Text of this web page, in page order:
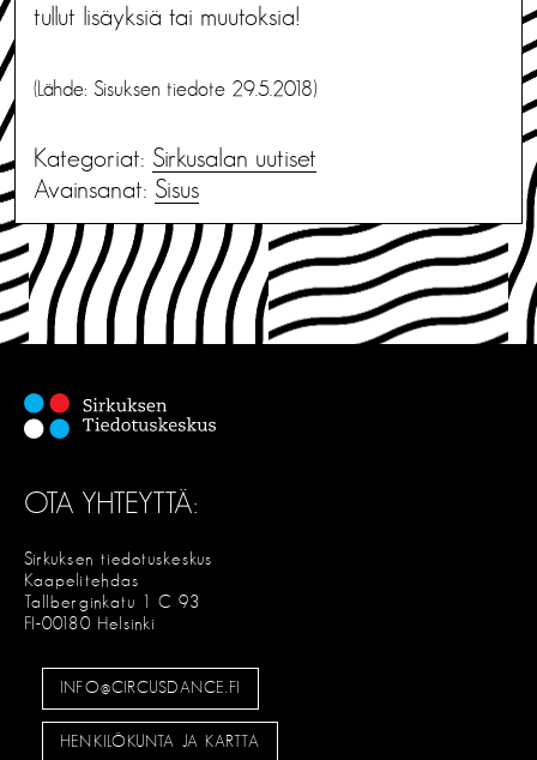
tullut lisäyksiä tai muutoksia!
(Lähde: Sisuksen tiedote 29.5.2018)
Kategoriat: Sirkusalan uutiset
Avainsanat: Sisus
OTA YHTEYTTÄ:
Sirkuksen tiedotuskeskus
Kaapelitehdas
Tallberginkatu 1 C 93
FI-00180 Helsinki
INFO@CIRCUSDANCE.FI
HENKILÖKUNTA JA KARTTA